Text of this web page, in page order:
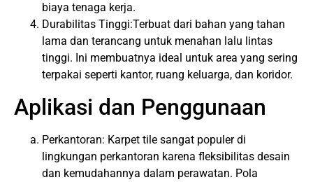
biaya tenaga kerja.
Durabilitas Tinggi:Terbuat dari bahan yang tahan
lama dan terancang untuk menahan lalu lintas
tinggi. Ini membuatnya ideal untuk area yang sering
terpakai seperti kantor, ruang keluarga, dan koridor.
Aplikasi dan Penggunaan
Perkantoran: Karpet tile sangat populer di
lingkungan perkantoran karena fleksibilitas desain
dan kemudahannya dalam perawatan. Pola